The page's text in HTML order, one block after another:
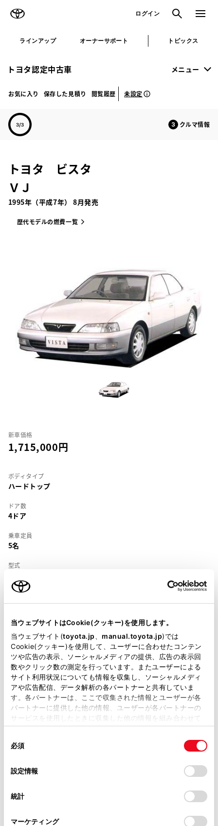
当ウェブサイトはCookie(クッキー)を使用します。
当ウェブサイト(toyota.jp manual.toyota.jp)では
Cookie(クッキー)を使用して、ユーザーに合わせたコンテン
ツや広告の表示、ソーシャルメディアの提供、広告の表示回
数やクリック数の測定を行っています。またユーザーによる
サイト利用状況についても情報を収集し、ソーシャルメディ
アや広告配信、データ解析の各パートナーと共有していま
す。各パートナーは、ここで収集された情報とユーザーが各
パートナーに提供した他の情報、ユーザーが各パートナーの
サービスを使用したときに収集した他の情報を組み合わせて
使用することがあります。当ウェブサイトの使用を続行する
デバイスにすべてのCookie(クッキー)が保存されることに同
意したことになります。Cookie(クッキー)のオプトアウト、
設定の変更、同意を撤回したりするにあたっては、当社の
「Cookie（クッキー）情報の取り扱いについて
」をご覧くだ
必須
設定情報
統計
マーケティング
ログイン 検索 メニュ
ラインアップ オーナーサポート トピックス
トヨタ認定中古車 メニュー
お気に入り 保存した見積り 閲覧履歴 未設定
クルマ情報
トヨタ ビスタ
ＶＪ
1995年（平成7年） 8月発売
歴代モデルの燃費一覧
新車価格
1,715,000
ボディタイプ
ハードトップ
ドア数
4ドア
乗車定員
5名
型式
全長×
4650×1695×1390mm
ホイールベース ※1
2650mm
トレッド前／後
1480/1450mm
室内長×室内幅× 室内高
1990 × 1450×1160mm
車両重量
1210kg
燃料・性能・詳細スペック